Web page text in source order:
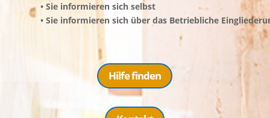
• Sie informieren sich selbst
• Sie informieren sich über das Betriebliche
Hilfe finden